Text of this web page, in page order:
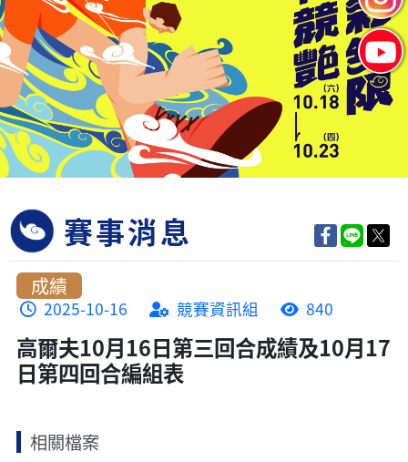
賽事消息
成績
2025-10-16 競賽資訊組 840
高爾夫10月16日第三回合成績及10月17
日第四回合編組表
相關檔案